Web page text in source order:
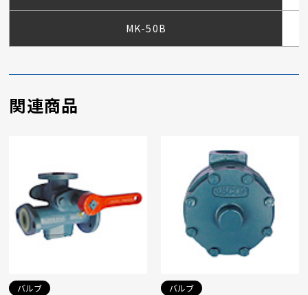
MK-50B
関連商品
バルブ バルブ